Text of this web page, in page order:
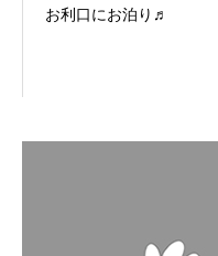
お利口にお泊り♬